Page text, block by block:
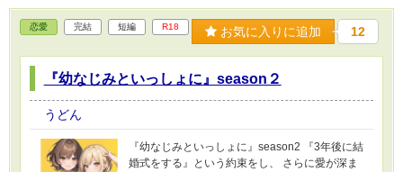
恋愛 完結 短編 R18 お気に入りに追加 12
『幼なじみといっしょに』season２
うどん
『幼なじみといっしょに』season2 『3年後に結
婚式をする』という約束をし、 さらに愛が深ま